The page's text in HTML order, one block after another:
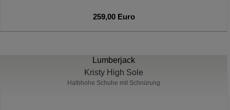
259,00 Euro
Lumberjack
Kristy High Sole
Halbhohe Schuhe mit Schnürung